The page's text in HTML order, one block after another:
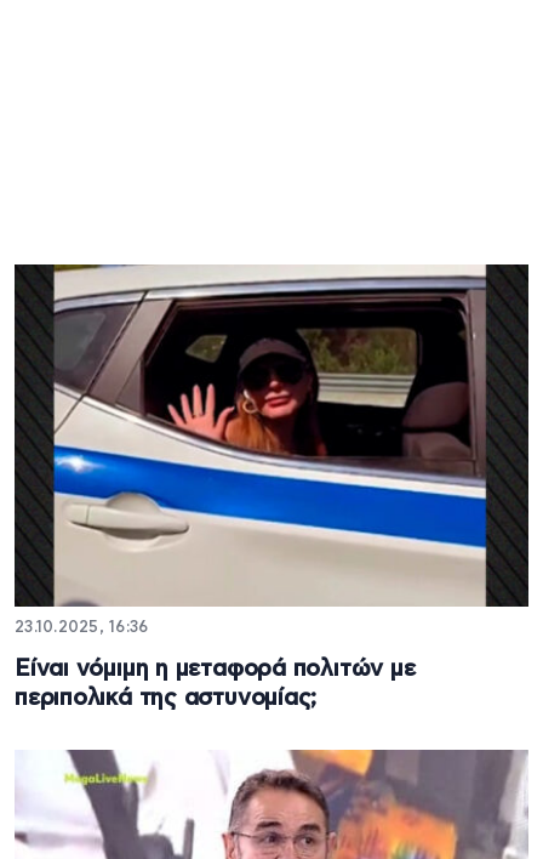
23.10.2025, 16:36
Είναι νόμιμη η μεταφορά πολιτών με
περιπολικά της αστυνομίας;